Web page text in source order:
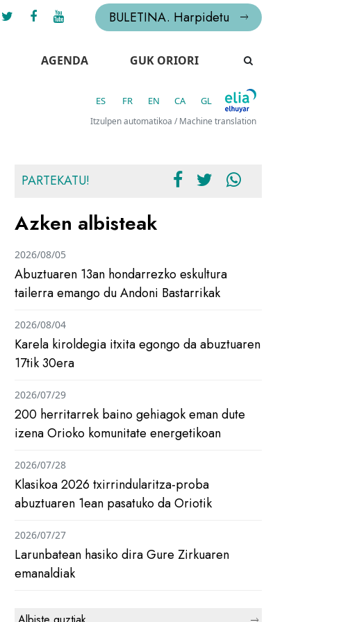
BULETINA. Harpidetu
AGENDA GUK ORIORI
ES FR EN CA GL
Itzulpen automatikoa / Machine translation
PARTEKATU!
Azken albisteak
Abuztuaren 13an hondarrezko eskultura
tailerra emango du Andoni Bastarrikak
2026/08/05
Karela kiroldegia itxita egongo da abuztuaren
17tik 30era
2026/08/04
200 herritarrek baino gehiagok eman dute
izena Orioko komunitate energetikoan
2026/07/29
Klasikoa 2026 txirrindularitza-proba
abuztuaren 1ean pasatuko da Oriotik
2026/07/28
Larunbatean hasiko dira Gure Zirkuaren
emanaldiak
2026/07/27